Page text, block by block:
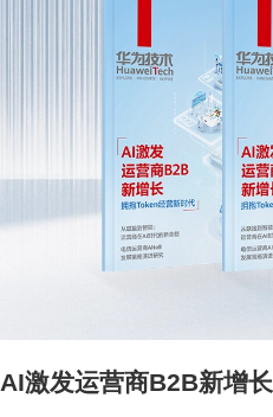
AI激发运营商B2B新增长